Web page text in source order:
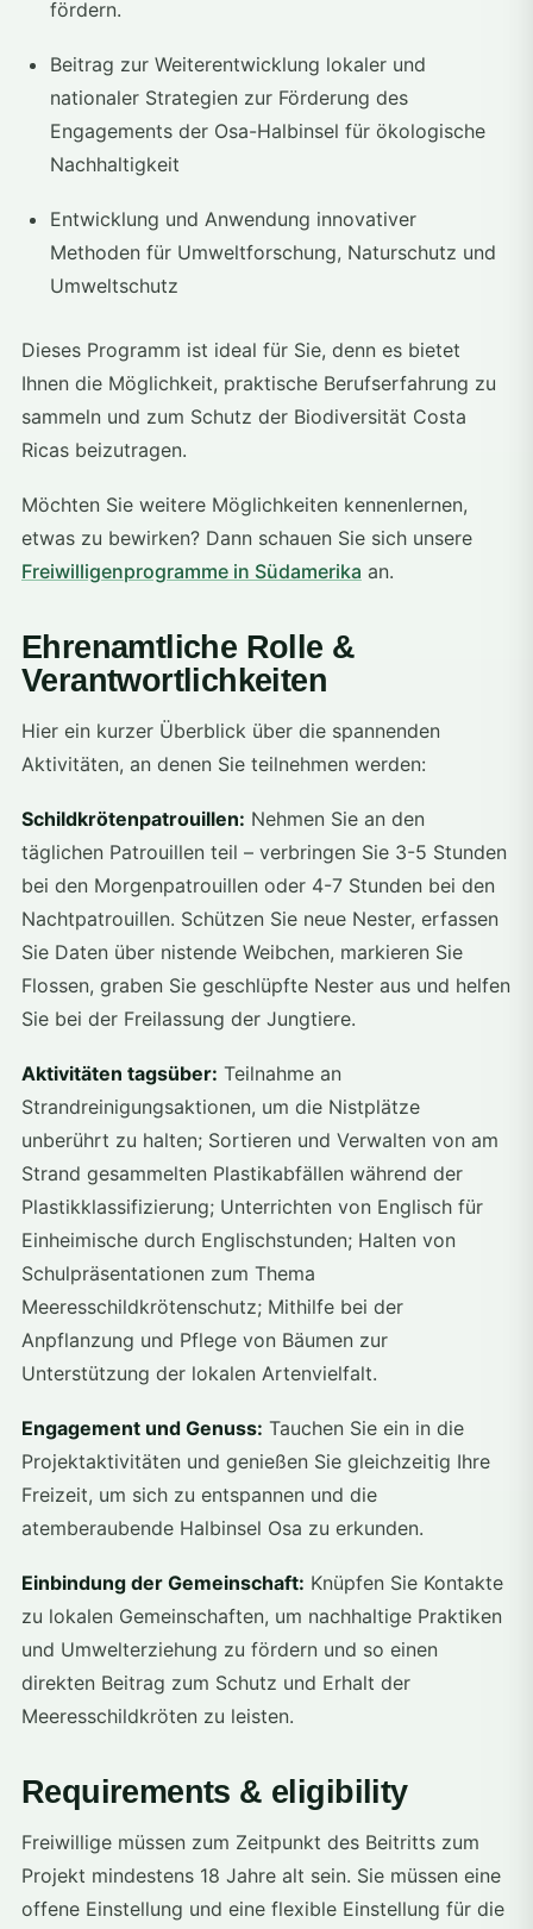
fördern.
Beitrag zur Weiterentwicklung lokaler und
nationaler Strategien zur Förderung des
Engagements der Osa-Halbinsel für ökologische
Nachhaltigkeit
Entwicklung und Anwendung innovativer
Methoden für Umweltforschung, Naturschutz und
Umweltschutz
Dieses Programm ist ideal für Sie, denn es bietet
Ihnen die Möglichkeit, praktische Berufserfahrung zu
sammeln und zum Schutz der Biodiversität Costa
Ricas beizutragen.
Möchten Sie weitere Möglichkeiten kennenlernen,
etwas zu bewirken? Dann schauen Sie sich unsere
Freiwilligenprogramme in Südamerika an.
Ehrenamtliche Rolle &
Verantwortlichkeiten
Hier ein kurzer Überblick über die spannenden
Aktivitäten, an denen Sie teilnehmen werden:
Schildkrötenpatrouillen: Nehmen Sie an den
täglichen Patrouillen teil – verbringen Sie 3-5 Stunden
bei den Morgenpatrouillen oder 4-7 Stunden bei den
Nachtpatrouillen. Schützen Sie neue Nester, erfassen
Sie Daten über nistende Weibchen, markieren Sie
Flossen, graben Sie geschlüpfte Nester aus und helfen
Sie bei der Freilassung der Jungtiere.
Aktivitäten tagsüber: Teilnahme an
Strandreinigungsaktionen, um die Nistplätze
unberührt zu halten; Sortieren und Verwalten von am
Strand gesammelten Plastikabfällen während der
Plastikklassifizierung; Unterrichten von Englisch für
Einheimische durch Englischstunden; Halten von
Schulpräsentationen zum Thema
Meeresschildkrötenschutz; Mithilfe bei der
Anpflanzung und Pflege von Bäumen zur
Unterstützung der lokalen Artenvielfalt.
Engagement und Genuss: Tauchen Sie ein in die
Projektaktivitäten und genießen Sie gleichzeitig Ihre
Freizeit, um sich zu entspannen und die
atemberaubende Halbinsel Osa zu erkunden.
Einbindung der Gemeinschaft: Knüpfen Sie Kontakte
zu lokalen Gemeinschaften, um nachhaltige Praktiken
und Umwelterziehung zu fördern und so einen
direkten Beitrag zum Schutz und Erhalt der
Meeresschildkröten zu leisten.
Requirements & eligibility
Freiwillige müssen zum Zeitpunkt des Beitritts zum
Projekt mindestens 18 Jahre alt sein. Sie müssen eine
offene Einstellung und eine flexible Einstellung für die